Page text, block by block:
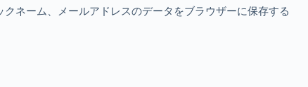
ネーム、メールアドレスのデータをブラウザーに保存する